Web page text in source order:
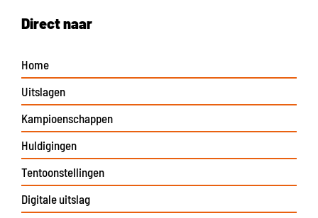
Direct naar
Home
Uitslagen
Kampioenschappen
Huldigingen
Tentoonstellingen
Digitale uitslag